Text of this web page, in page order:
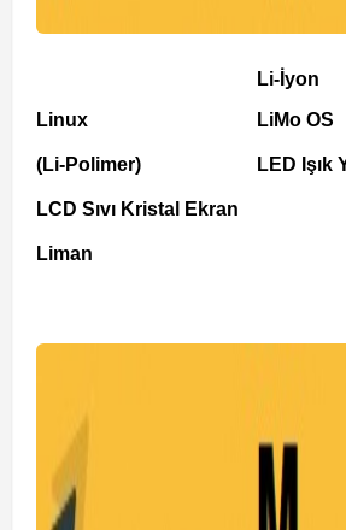
Linux
(Li-Polimer)
LCD Sıvı Kristal Ekran
Liman
Li-İyon
LiMo OS
LED Işık